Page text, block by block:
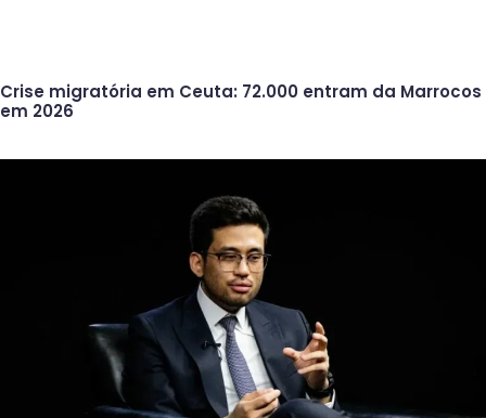
Crise migratória em Ceuta: 72.000 entram da Marrocos
em 2026